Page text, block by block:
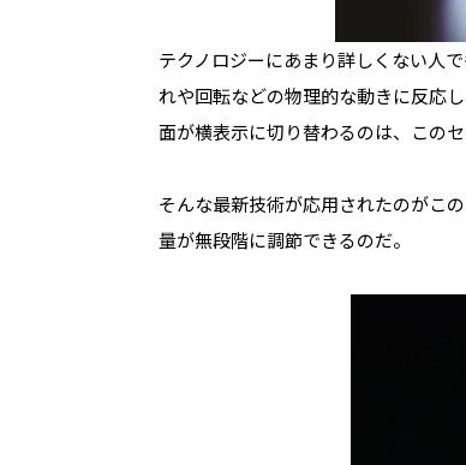
テクノロジーにあまり詳しくない人
れや回転などの物理的な動きに反応
面が横表示に切り替わるのは、この
そんな最新技術が応用されたのがこ
量が無段階に調節できるのだ。